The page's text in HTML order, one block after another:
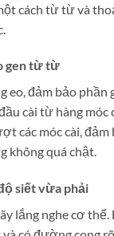
cách từ từ và
gen từ từ
eo, đảm bảo phần
cài từ hàng móc
các móc cài, đảm
không quá chật.
siết vừa phải
lắng nghe cơ